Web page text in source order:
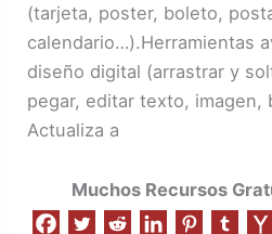
(tarjeta, poster, boleto,
calendario…).Herramientas
diseño digital (arrastrar y
pegar, editar texto, imagen,
Actualiza a
Muchos Recursos